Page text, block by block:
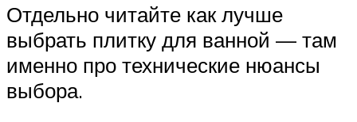
Отдельно читайте как лучше
выбрать плитку для ванной — там
именно про технические нюансы
выбора.